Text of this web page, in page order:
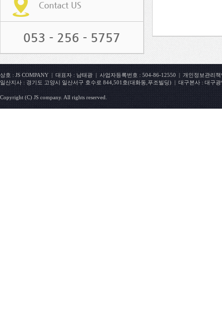
Contact US
053 - 256 - 5757
상호 : JS COMPANY | 대표자 : 남태광 | 사업자등록번호 : 504-86-12550 | 개인정보관리
일산지사 : 경기도 고양시 일산서구 호수로 844,501호(대화동,푸조빌딩) | 대구본사 : 대구
Copyright (C) JS company. All rights reserved.